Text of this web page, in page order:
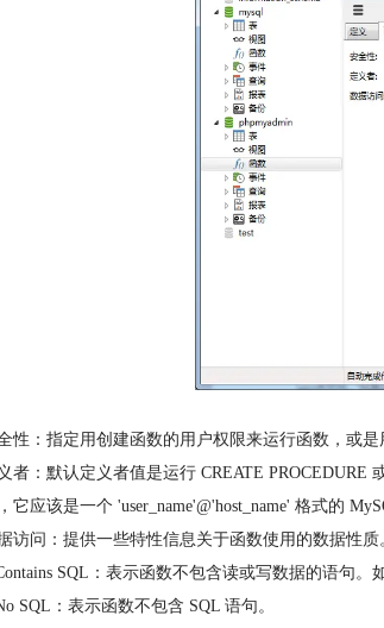
性：指定用创建函数的用户权限来运行函数，或是
者：默认定义者值是运行 CREATE PROCEDURE
它应该是一个 'user_name'@'host_name' 格式的
访问：提供一些特性信息关于函数使用的数据性质
SQL：表示函数不包含读或写数据的语句。
SQL：表示函数不包含 SQL 语句。